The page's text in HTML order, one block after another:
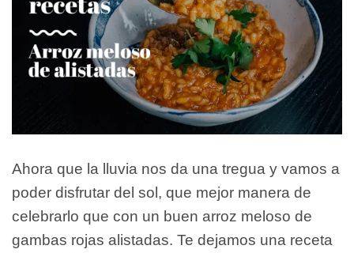
Ahora que la lluvia nos da una tregua y vamos a
poder disfrutar del sol, que mejor manera de
celebrarlo que con un buen arroz meloso de
gambas rojas alistadas. Te dejamos una receta